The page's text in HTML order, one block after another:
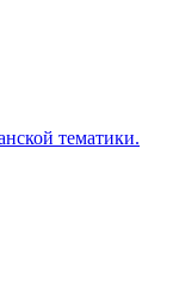
тематики.